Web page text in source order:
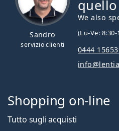
Sandro
servizio clienti
quello
We also
(Lu-Ve: 8:30-
0444
Shopping on-line
Tutto sugli acquisti